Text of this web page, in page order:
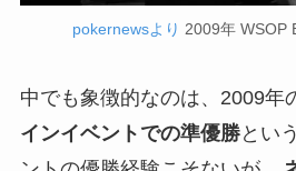
pokernewsより 2009年 WSOP
中でも象徴的なのは、2009年
インイベントでの準優勝とい